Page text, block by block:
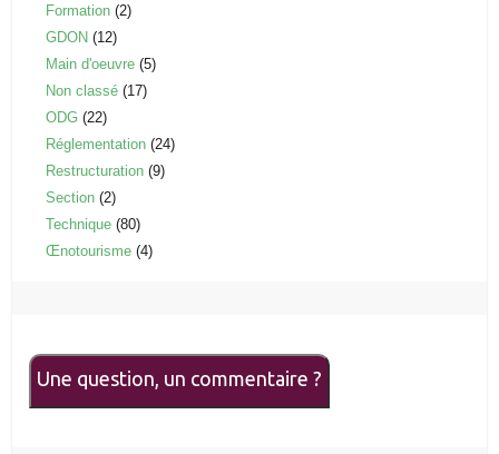
Formation (2)
GDON (12)
Main d'oeuvre (5)
Non classé (17)
ODG (22)
Réglementation (24)
Restructuration (9)
Section (2)
Technique (80)
Œnotourisme (4)
Une question, un commentaire ?